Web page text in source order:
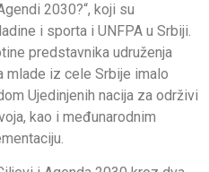
2030?“, koji su
i sporta i UNFPA u Srbiji.
predstavnika udruženja
mlade iz cele Srbije imalo
Ujedinjenih nacija za održivi
kao i međunarodnim